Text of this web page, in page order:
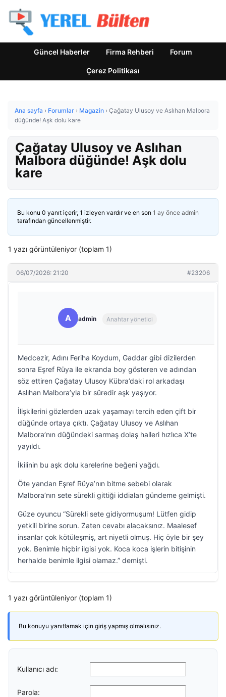
Güncel Haberler Firma Rehberi Forum
Çerez Politikası
Ana sayfa › Forumlar › Magazin › Çağatay Ulusoy ve Aslıhan Malbora
düğünde! Aşk dolu kare
Çağatay Ulusoy ve Aslıhan
Malbora düğünde! Aşk dolu
kare
Bu konu 0 yanıt içerir, 1 izleyen vardır ve en son 1 ay önce admin
tarafından güncellenmiştir.
1 yazı görüntüleniyor (toplam 1)
06/07/2026: 21:20 #23206
A admin Anahtar yönetici
Medcezir, Adını Feriha Koydum, Gaddar gibi dizilerden
sonra Eşref Rüya ile ekranda boy gösteren ve adından
söz ettiren Çağatay Ulusoy Kübra’daki rol arkadaşı
Aslıhan Malbora’yla bir süredir aşk yaşıyor.
İlişkilerini gözlerden uzak yaşamayı tercih eden çift bir
düğünde ortaya çıktı. Çağatay Ulusoy ve Aslıhan
Malbora’nın düğündeki sarmaş dolaş halleri hızlıca X’te
yayıldı.
İkilinin bu aşk dolu karelerine beğeni yağdı.
Öte yandan Eşref Rüya’nın bitme sebebi olarak
Malbora’nın sete sürekli gittiği iddiaları gündeme gelmişti.
Güze oyuncu “Sürekli sete gidiyormuşum! Lütfen gidip
yetkili birine sorun. Zaten cevabı alacaksınız. Maalesef
insanlar çok kötüleşmiş, art niyetli olmuş. Hiç öyle bir şey
yok. Benimle hiçbir ilgisi yok. Koca koca işlerin bitişinin
herhalde benimle ilgisi olamaz.” demişti.
1 yazı görüntüleniyor (toplam 1)
Bu konuyu yanıtlamak için giriş yapmış olmalısınız.
Kullanıcı adı:
Parola: